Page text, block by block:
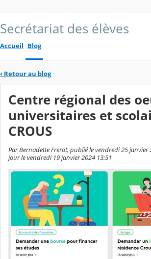
Secrétariat des élèves
Accueil Blog
‹ Retour au blog
Centre régional des
universitaires et
CROUS
Par Bernadette Frerot, publié le vendredi 25 janvier
jour le vendredi 19 janvier 2024 13:51